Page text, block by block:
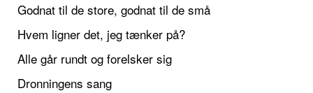
Godnat til de store, godnat til de små
Hvem ligner det, jeg tænker på?
Alle går rundt og forelsker sig
Dronningens sang